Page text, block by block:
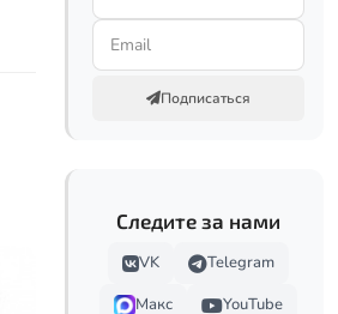
Подписаться
Следите за нами
VK
Telegram
Макс
YouTube